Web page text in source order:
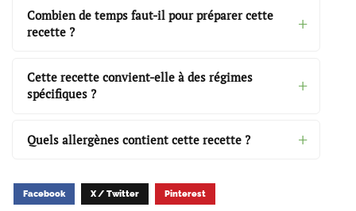
Combien de temps faut-il pour préparer cette
recette ?
Cette recette convient-elle à des régimes
spécifiques ?
Quels allergènes contient cette recette ?
Facebook X / Twitter Pinterest